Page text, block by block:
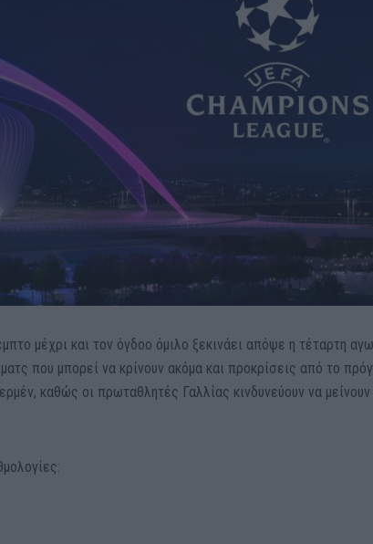
μέχρι και τον όγδοο όμιλο ξεκινάει απόψε η τέταρτη
που μπορεί να κρίνουν ακόμα και προκρίσεις από το
καθώς οι πρωταθλητές Γαλλίας κινδυνεύουν να